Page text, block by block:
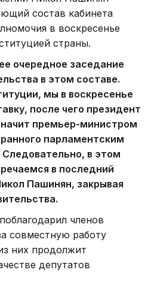
состав кабинета
в воскресенье
страны.
очередное заседание
в этом составе.
мы в воскресенье
после чего президент
премьер-министром
парламентским
в этом
в последний
Пашинян, закрывая
членов
совместную работу
них продолжит
депутатов